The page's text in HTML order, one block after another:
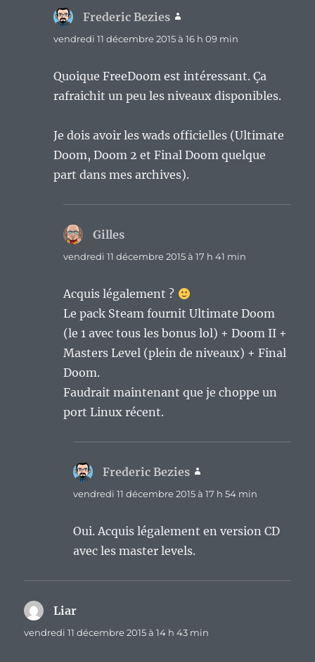
Frederic Bezies
vendredi 11 décembre 2015 à 16 h 09 min
Quoique FreeDoom est intéressant. Ça
rafraichit un peu les niveaux disponibles.
Je dois avoir les wads officielles (Ultimate
Doom, Doom 2 et Final Doom quelque
part dans mes archives).
Gilles
vendredi 11 décembre 2015 à 17 h 41 min
Acquis légalement ?
Le pack Steam fournit Ultimate Doom
(le 1 avec tous les bonus lol) + Doom II +
Masters Level (plein de niveaux) + Final
Doom.
Faudrait maintenant que je choppe un
port Linux récent.
Frederic Bezies
vendredi 11 décembre 2015 à 17 h 54 min
Oui. Acquis légalement en version CD
avec les master levels.
Liar
vendredi 11 décembre 2015 à 14 h 43 min